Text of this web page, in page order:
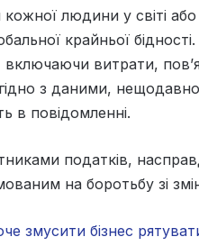
кожної людини у світі
крайньої
витрати,
з даними,
в повідомленні.
податків,
на боротьбу зі
змусити бізнес